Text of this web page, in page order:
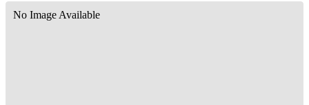
No Image Available